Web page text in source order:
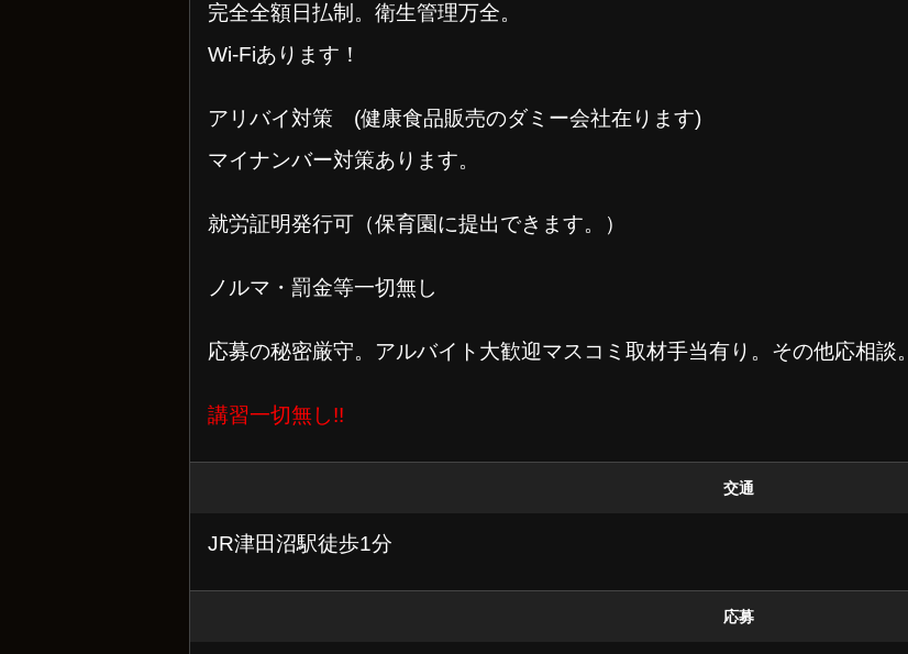
完全全額日払制。衛生管理万全。
Wi-Fiあります！
アリバイ対策 (健康食品販売のダミー会社在ります)
マイナンバー対策あります。
就労証明発行可（保育園に提出できます。）
ノルマ・罰金等一切無し
応募の秘密厳守。アルバイト大歓迎マスコミ取材手当有り。その他応相談。
講習一切無し!!
交通
JR津田沼駅徒歩1分
応募